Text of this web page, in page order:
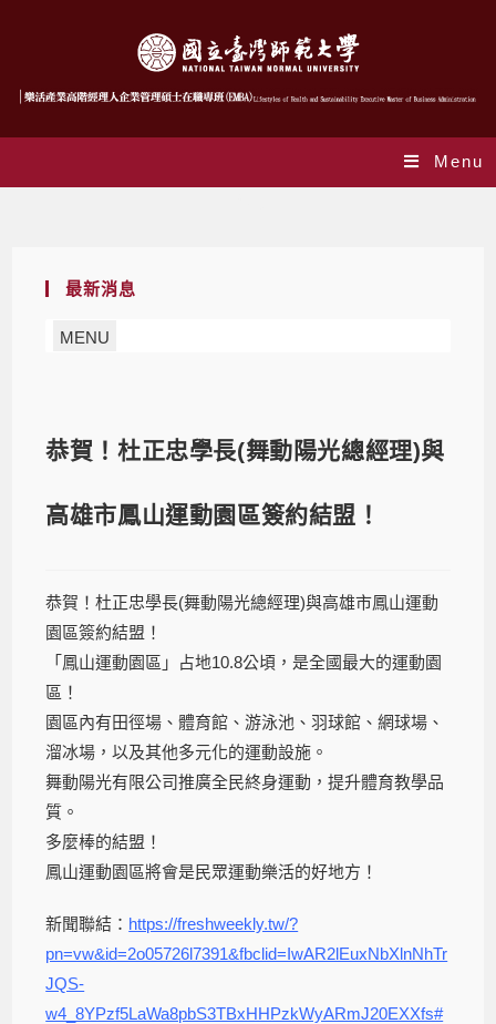
Menu
最新消息
MENU
恭賀！杜正忠學長(舞動陽光總經理)與
高雄市鳳山運動園區簽約結盟！
恭賀！杜正忠學長(舞動陽光總經理)與高雄市鳳山運動
園區簽約結盟！
「鳳山運動園區」占地10.8公頃，是全國最大的運動園
區！
園區內有田徑場、體育館、游泳池、羽球館、網球場、
溜冰場，以及其他多元化的運動設施。
舞動陽光有限公司推廣全民終身運動，提升體育教學品
質。
多麼棒的結盟！
鳳山運動園區將會是民眾運動樂活的好地方！
新聞聯結： https://freshweekly.tw/?
pn=vw&id=2o05726l7391&fbclid=IwAR2lEuxNbXlnNhTr
JQS-
w4_8YPzf5LaWa8pbS3TBxHHPzkWyARmJ20EXXfs#